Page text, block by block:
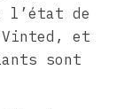
l’état de
et
sont